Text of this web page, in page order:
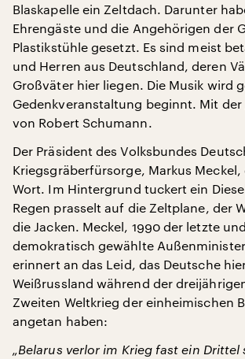
Blaskapelle ein Zeltdach. Darunter
Ehrengäste und die Angehörigen der
Plastikstühle gesetzt. Es sind meist
und Herren aus Deutschland, deren
Großväter hier liegen. Die Musik wird
Gedenkveranstaltung beginnt. Mit der
von Robert Schumann.
Der Präsident des Volksbundes
Kriegsgräberfürsorge, Markus
Wort. Im Hintergrund tuckert ein
Regen prasselt auf die Zeltplane, der
die Jacken. Meckel, 1990 der letzte
demokratisch gewählte Außenminister
erinnert an das Leid, das Deutsche
Weißrussland während der
Zweiten Weltkrieg der einheimischen
angetan haben:
„Belarus verlor im Krieg fast ein Drittel